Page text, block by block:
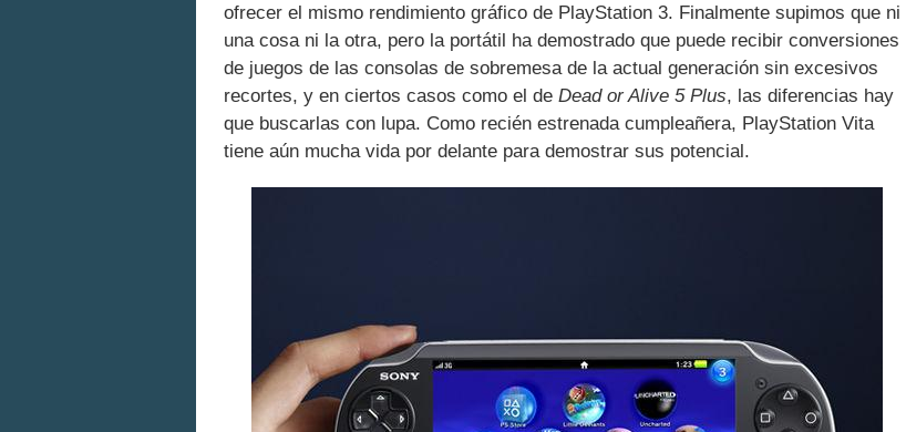
ofrecer el mismo rendimiento gráfico de PlayStation 3. Finalmente supimos que ni
una cosa ni la otra, pero la portátil ha demostrado que puede recibir conversiones
de juegos de las consolas de sobremesa de la actual generación sin excesivos
recortes, y en ciertos casos como el de Dead or Alive 5 Plus, las diferencias hay
que buscarlas con lupa. Como recién estrenada cumpleañera, PlayStation Vita
tiene aún mucha vida por delante para demostrar sus potencial.